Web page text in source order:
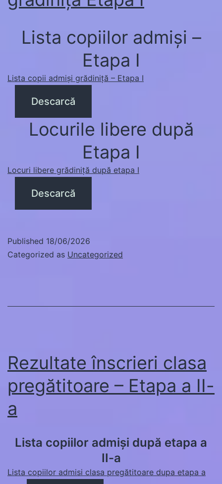
Lista copiilor admiși –
Etapa I
Lista copii admiși grădiniță – Etapa I
Descarcă
Locurile libere după
Etapa I
Locuri libere grădiniță după etapa I
Descarcă
Published 18/06/2026
Categorized as Uncategorized
Rezultate înscrieri clasa
pregătitoare – Etapa a II-
a
Lista copiilor admiși după etapa a
II-a
Lista copiilor admisi clasa pregătitoare dupa etapa a